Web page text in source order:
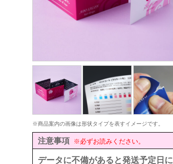
※商品案内の画像は形状タイプを表すイメージです。
注意事項 ※必ずお読みください。
データに不備があると発送予定日に